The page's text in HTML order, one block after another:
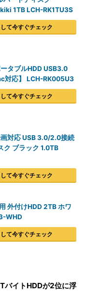
1TB LCH-RK1TU3S
て今すぐチェック
タブルHDD USB3.0
対応】 LCH-RK005U3
て今すぐチェック
対応 USB 3.0/2.0接続
ク ブラック 1.0TB
て今すぐチェック
外付けHDD 2TB ホワ
WHD
て今すぐチェック
バイトHDDが2位に浮